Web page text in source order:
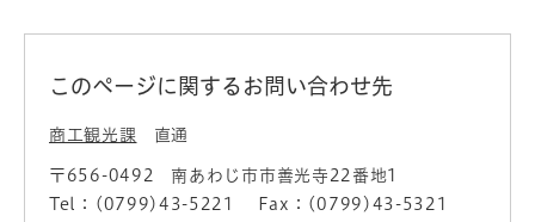
このページに関するお問い合わせ先
商工観光課 直通
〒656-0492
南あわじ市市善光寺22番地1
Tel：(0799)43-5221
Fax：(0799)43-5321